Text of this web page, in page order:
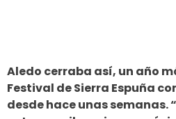
Aledo cerraba así, un año
Festival de Sierra Espuña
desde hace unas semanas.